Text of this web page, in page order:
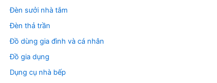
Đèn sưởi nhà tắm
Đèn thả trần
Đồ dùng gia đình và cá nhân
Đồ gia dụng
Dụng cụ nhà bếp